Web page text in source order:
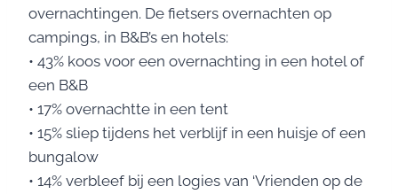
overnachtingen. De fietsers overnachten op
campings, in B&B’s en hotels:
• 43% koos voor een overnachting in een hotel of
een B&B
• 17% overnachtte in een tent
• 15% sliep tijdens het verblijf in een huisje of een
bungalow
• 14% verbleef bij een logies van ‘Vrienden op de